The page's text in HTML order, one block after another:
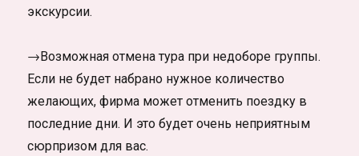
экскурсии.
→Возможная отмена тура при недоборе группы.
Если не будет набрано нужное количество
желающих, фирма может отменить поездку в
последние дни. И это будет очень неприятным
сюрпризом для вас.